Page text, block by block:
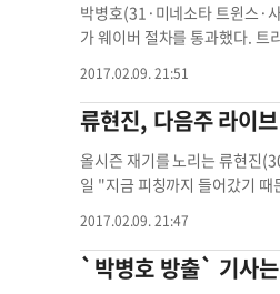
닝에 초청선수로 힐이 합류하
박병호(31·미네소타 트윈스·사진)가
가 웨이버 절차를 통과했다. 트리플A 고체스터로 계약이
미네소타를 제외한 29개 구단
그러나 어느 구단도 박병호를 영입하지 않
독 협상권을 따낸 미네소타는 박병호와 4년 총액 1200만 달
지명타자 영입에 나섰다.
2017.02.09. 21:51
류현진, 다음주 라이
올시즌 재기를 노리는 류현진(30·LA 다저스)이 본격적인
일 "지금 피칭까지 들어갔기
저 스프링캠프지인 애리조나주
칭에 돌입해도 좋을 만큼 몸상
안 캐치볼과 롱토스에 이어 플랫 피칭으로 본격적인 피칭
2017.02.09. 21:47
`박병호 방출` 기사